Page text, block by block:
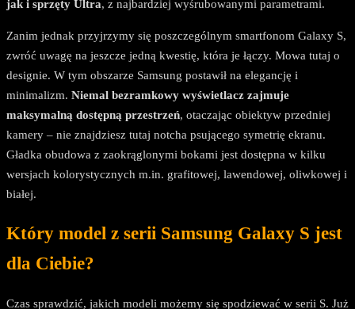
jak i sprzęty Ultra, z najbardziej wyśrubowanymi parametrami.
Zanim jednak przyjrzymy się poszczególnym smartfonom Galaxy S,
zwróć uwagę na jeszcze jedną kwestię, która je łączy. Mowa tutaj o
designie. W tym obszarze Samsung postawił na elegancję i
minimalizm. Niemal bezramkowy wyświetlacz zajmuje
maksymalną dostępną przestrzeń, otaczając obiektyw przedniej
kamery – nie znajdziesz tutaj notcha psującego symetrię ekranu.
Gładka obudowa z zaokrąglonymi bokami jest dostępna w kilku
wersjach kolorystycznych m.in. grafitowej, lawendowej, oliwkowej i
białej.
Który model z serii Samsung Galaxy S jest
dla Ciebie?
Czas sprawdzić, jakich modeli możemy się spodziewać w serii S. Już